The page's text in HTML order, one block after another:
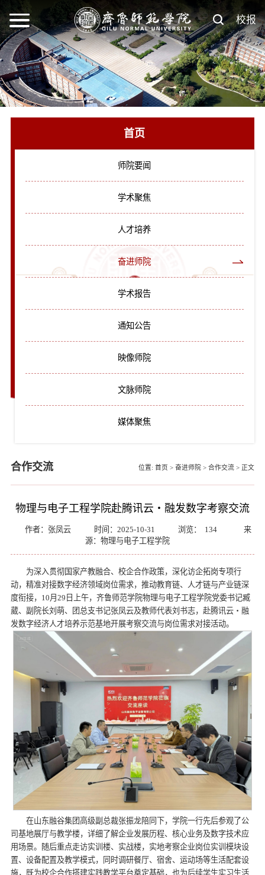
校报
首页
师院要闻
学术聚焦
人才培养
奋进师院
学术报告
通知公告
映像师院
文脉师院
媒体聚焦
合作交流 位置: 首页 > 奋进师院 > 合作交流 > 正文
物理与电子工程学院赴腾讯云・融发数字考察交流
作者：张凤云 时间：2025-10-31 浏览： 134
来
源：物理与电子工程学院
为深入贯彻国家产教融合、校企合作政策，深化访企拓岗专项行
动，精准对接数字经济领域岗位需求，推动教育链、人才链与产业链深
度衔接，10月29日上午，齐鲁师范学院物理与电子工程学院党委书记臧
葳、副院长刘萌、团总支书记张凤云及教师代表刘书志，赴腾讯云・融
发数字经济人才培养示范基地开展考察交流与岗位需求对接活动。
在山东融谷集团高级副总裁张振龙陪同下，学院一行先后参观了公
司基地展厅与教学楼，详细了解企业发展历程、核心业务及数字技术应
用场景。随后重点走访实训楼、实战楼，实地考察企业岗位实训模块设
置、设备配置及教学模式，同时调研餐厅、宿舍、运动场等生活配套设
施，既为校企合作搭建实践教学平台奠定基础，也为后续学生实习生活